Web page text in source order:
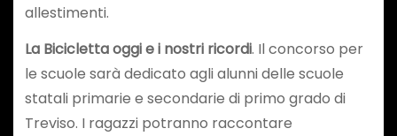
allestimenti.
La Bicicletta oggi e i nostri ricordi. Il concorso per
le scuole sarà dedicato agli alunni delle scuole
statali primarie e secondarie di primo grado di
Treviso. I ragazzi potranno raccontare